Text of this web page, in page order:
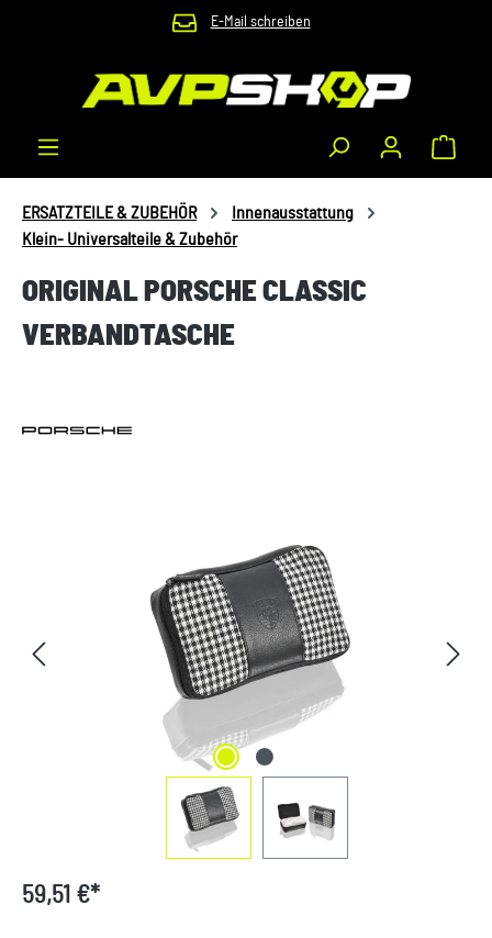
Zum Hauptinhalt springen E-Mail schreiben
ERSATZTEILE & ZUBEHÖR
Innenausstattung
Klein- Universalteile & Zubehör
ORIGINAL PORSCHE CLASSIC
VERBANDTASCHE
59,51 €*